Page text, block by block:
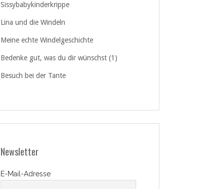
Sissybabykinderkrippe
Lina und die Windeln
Meine echte Windelgeschichte
Bedenke gut, was du dir wünschst (1)
Besuch bei der Tante
Newsletter
E-Mail-Adresse